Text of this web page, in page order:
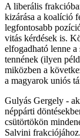
A liberális
kizárása a koalíció
legfontosabb
vitás kérdések is.
elfogadható lenne
tennének (ilyen
miközben a
a magyarok uniós
Gulyás Gergely -
néppárti
csütörtökön
Salvini